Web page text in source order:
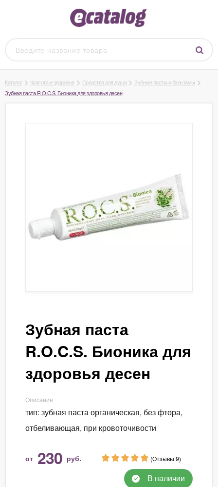
Каталог Красота и здоровье Средства для душа
Зубные пасты и бальзамы
Зубная паста R.O.C.S. Бионика для здоровья десен
Зубная паста
R.O.C.S. Бионика для
здоровья десен
Описание
тип: зубная паста органическая, без фтора,
отбеливающая, при кровоточивости
от 230 руб. (Отзывы 9)
В наличии